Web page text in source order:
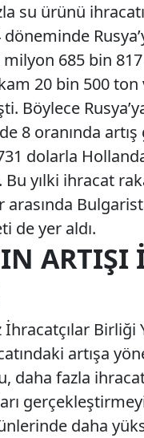
su ürünü
döneminde
milyon 685 bin
20 bin 500
Böylece
8 oranında
dolarla
yılki ihracat
de yer aldı.
ARTIŞI
Birliği
artışa
daha fazla
daha